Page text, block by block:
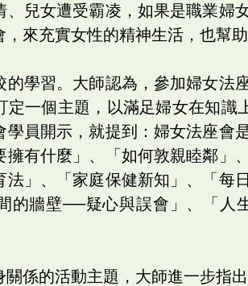
、兒女遭受霸凌，如果是職業婦
來充實女性的精神生活，也幫
的學習。大師認為，參加婦女法
定一個主題，以滿足婦女在知
學員開示，就提到：婦女法座會
擁有什麼」、「如何敦親睦鄰」
法」、「家庭保健新知」、「每
的牆壁──疑心與誤會」、「人
係的活動主題，大師進一步指